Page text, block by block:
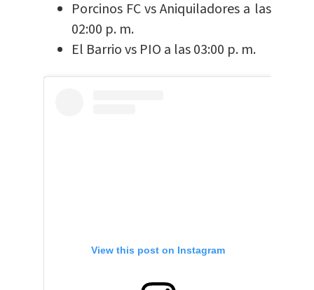
Porcinos FC vs Aniquiladores a las
02:00 p. m.
El Barrio vs PIO a las 03:00 p. m.
View this post on Instagram